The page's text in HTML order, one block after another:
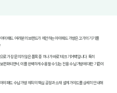
이패드. 여러분의 브랜드가 제안하는 아이패드 가방은 고가의 기기를
가장 문의가 많은 품목 중 하나가 바로 '테크 기어백'입니다. 특히
화되면서, 이를 완벽하게 수용할 수 있는 전용 수납 가방에 대한 기준이
패드 수납 가방 제작의 핵심 공정과 소재 설계 가이드를 상세히 안내해